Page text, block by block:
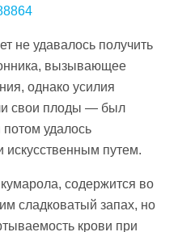
не удавалось получить
вызывающее
однако усилия
свои плоды — был
удалось
искусственным путем.
содержится во
сладковатый запах, но
крови при